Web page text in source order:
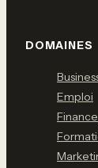
DOMAINES
Emploi
Finance